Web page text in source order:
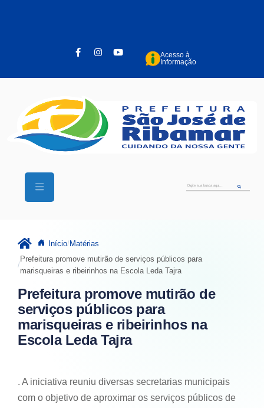
Acesso à
Informação
Início Matérias
Prefeitura promove mutirão de serviços públicos para
marisqueiras e ribeirinhos na Escola Leda Tajra
Prefeitura promove mutirão de
serviços públicos para
marisqueiras e ribeirinhos na
Escola Leda Tajra
. A iniciativa reuniu diversas secretarias municipais
com o objetivo de aproximar os serviços públicos de